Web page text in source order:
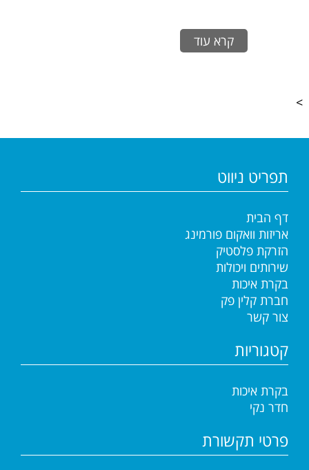
קרא עוד
>
תפריט ניווט
דף הבית
אריזות וואקום פורמינג
הזרקת פלסטיק
שירותים ויכולות
בקרת איכות
חברת קלין פק
צור קשר
קטגוריות
בקרת איכות
חדר נקי
פרטי תקשורת